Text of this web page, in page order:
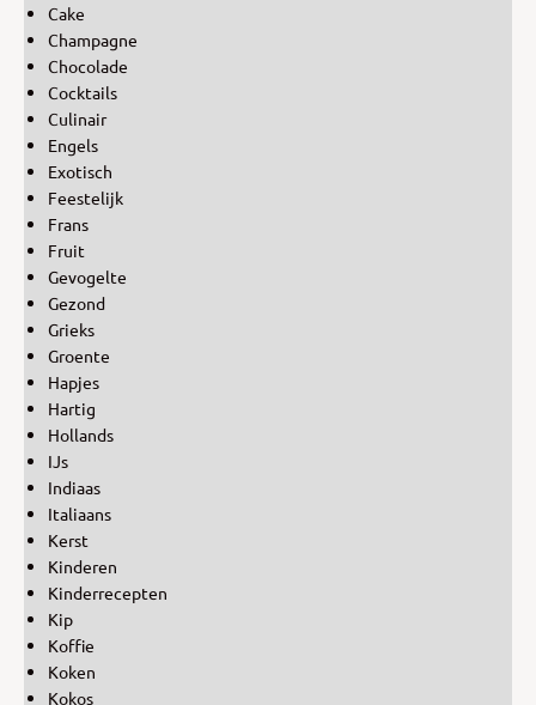
Cake
Champagne
Chocolade
Cocktails
Culinair
Engels
Exotisch
Feestelijk
Frans
Fruit
Gevogelte
Gezond
Grieks
Groente
Hapjes
Hartig
Hollands
IJs
Indiaas
Italiaans
Kerst
Kinderen
Kinderrecepten
Kip
Koffie
Koken
Kokos